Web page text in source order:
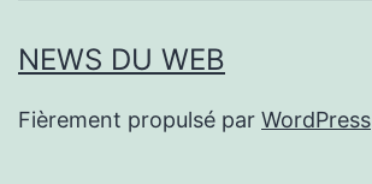
NEWS DU WEB
Fièrement propulsé par WordPress